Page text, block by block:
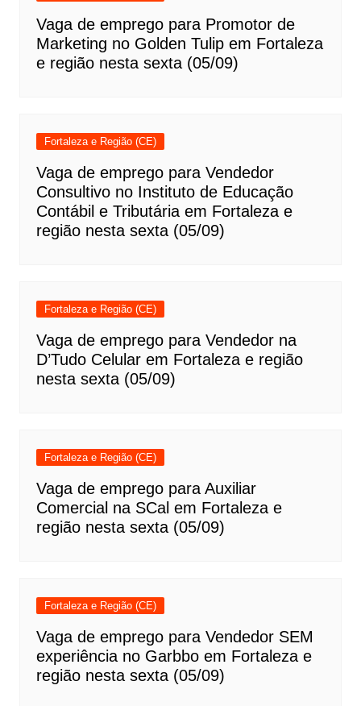
Vaga de emprego para Promotor de
Marketing no Golden Tulip em Fortaleza
e região nesta sexta (05/09)
Fortaleza e Região (CE)
Vaga de emprego para Vendedor
Consultivo no Instituto de Educação
Contábil e Tributária em Fortaleza e
região nesta sexta (05/09)
Fortaleza e Região (CE)
Vaga de emprego para Vendedor na
D’Tudo Celular em Fortaleza e região
nesta sexta (05/09)
Fortaleza e Região (CE)
Vaga de emprego para Auxiliar
Comercial na SCal em Fortaleza e
região nesta sexta (05/09)
Fortaleza e Região (CE)
Vaga de emprego para Vendedor SEM
experiência no Garbbo em Fortaleza e
região nesta sexta (05/09)